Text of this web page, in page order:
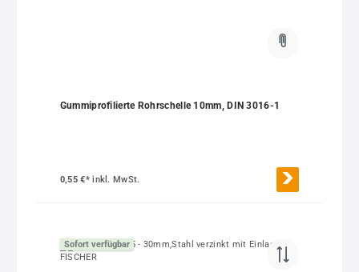
Gummiprofilierte Rohrschelle 10mm, DIN 3016-1
0,55 €*inkl. MwSt.
Sofort verfügbar